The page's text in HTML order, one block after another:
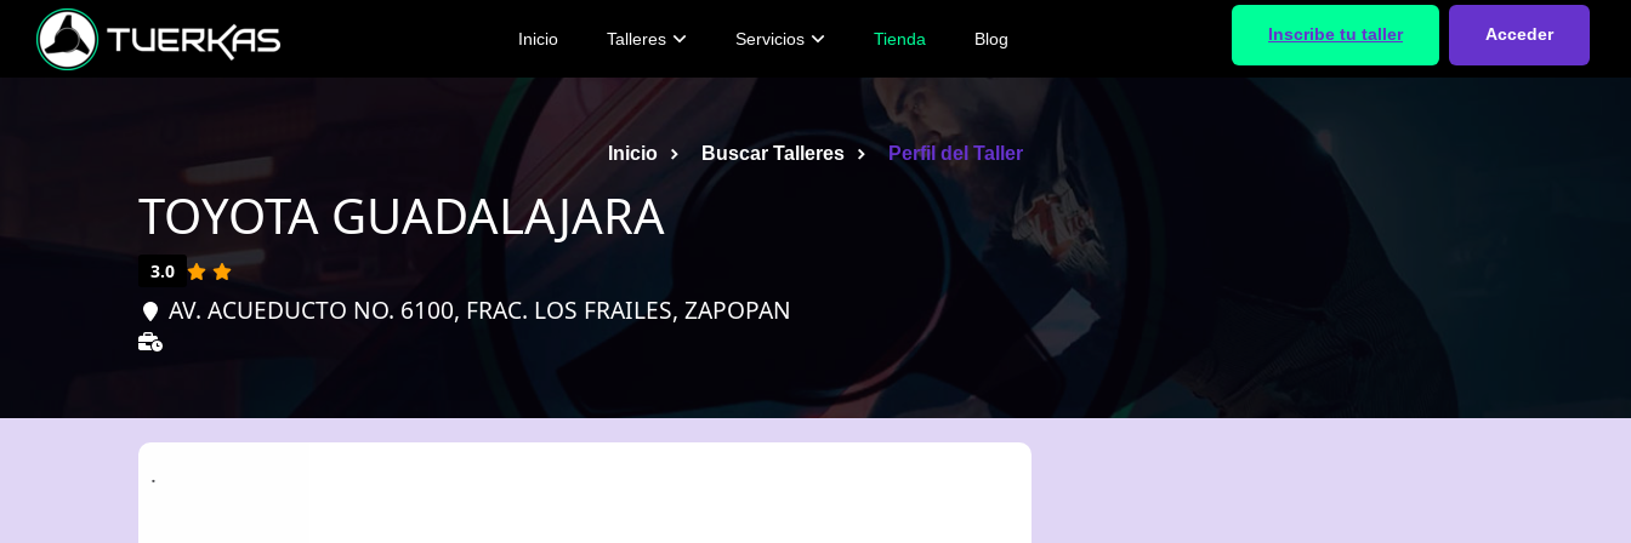
Inicio Talleres Servicios Tienda Blog Inscribe tu taller Acceder
Inicio Buscar Talleres Perfil del Taller
TOYOTA GUADALAJARA
3.0
AV. ACUEDUCTO NO. 6100, FRAC. LOS FRAILES, ZAPOPAN
.